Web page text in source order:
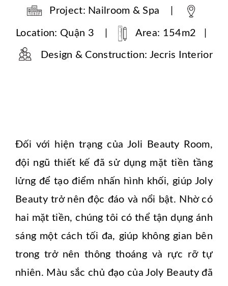
Project: Nailroom & Spa |
Location: Quận 3 | Area: 154m2 |
Design & Construction: Jecris Interior
Đối với hiện trạng của Joli Beauty Room,
đội ngũ thiết kế đã sử dụng mặt tiền tầng
lửng để tạo điểm nhấn hình khối, giúp Joly
Beauty trở nên độc đáo và nổi bật. Nhờ có
hai mặt tiền, chúng tôi có thể tận dụng ánh
sáng một cách tối đa, giúp không gian bên
trong trở nên thông thoáng và rực rỡ tự
nhiên. Màu sắc chủ đạo của Joly Beauty đã